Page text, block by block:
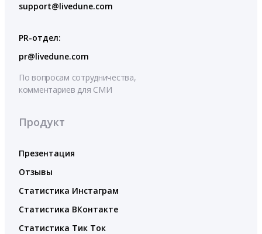
support@livedune.com
PR-отдел:
pr@livedune.com
По вопросам сотрудничества,
комментариев для СМИ
Продукт
Презентация
Отзывы
Статистика Инстаграм
Статистика ВКонтакте
Статистика Тик Ток